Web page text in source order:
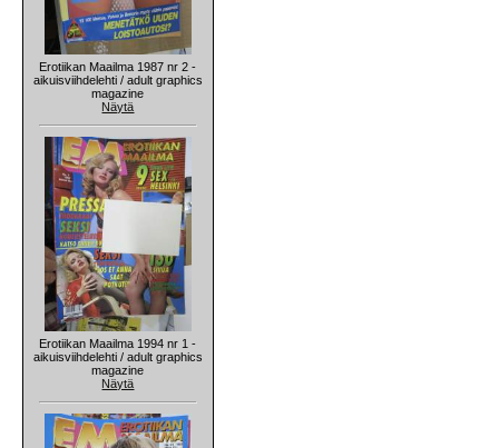
Erotiikan Maailma 1987 nr 2 -
aikuisviihdelehti / adult graphics
magazine
Näytä
Erotiikan Maailma 1994 nr 1 -
aikuisviihdelehti / adult graphics
magazine
Näytä